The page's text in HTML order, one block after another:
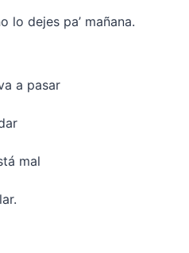
lo dejes pa’ mañana.
a pasar
mal